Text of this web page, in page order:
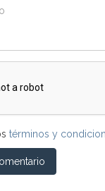
términos y